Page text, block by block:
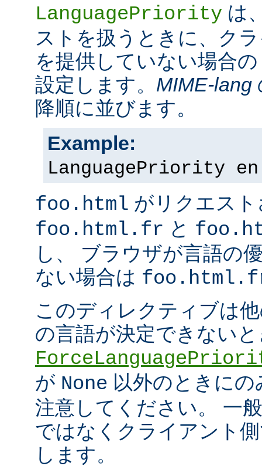
LanguagePriority は
ストを扱うときに、ク
を提供していない場合
設定します。 MIME-lang
降順に並びます。
Example:
LanguagePriority
foo.html がリクエスト
foo.html.fr と
し、 ブラウザが言語の
ない場合は
このディレクティブは
の言語が決定できない
が None 以外のときに
注意してください。 一
ではなくクライアント
します。